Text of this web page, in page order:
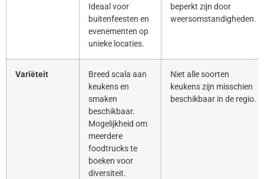
Ideaal voor
buitenfeesten en
evenementen op
unieke locaties.
beperkt zijn door
weersomstandigheden.
Variëteit
Breed scala aan
keukens en
smaken
beschikbaar.
Mogelijkheid om
meerdere
foodtrucks te
boeken voor
diversiteit.
Niet alle soorten
keukens zijn misschien
beschikbaar in de regio.